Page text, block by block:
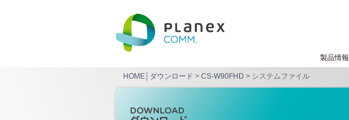
製品情報
HOME ダウンロード > CS-W90FHD > システムファイル